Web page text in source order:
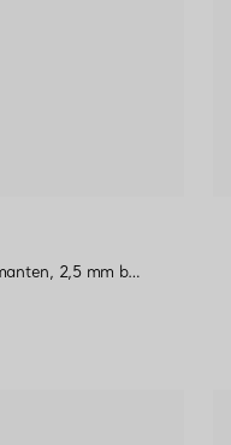
Ehering in 18 Karat Roségold mit Diamanten, 2,5 mm breit